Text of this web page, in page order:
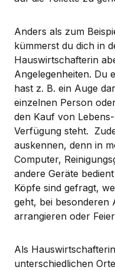
Anders als zum
kümmerst du dich in
Hauswirtschafterin
Angelegenheiten. Du
hast z. B. ein Auge
einzelnen Person
den Kauf von
Verfügung steht.
auskennen, denn in
Computer,
andere Geräte
Köpfe sind gefragt,
geht, bei besonderen
arrangieren oder
Als
unterschiedlichen